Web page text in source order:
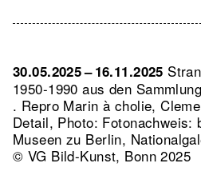
30.05.2025 – 16.11.2025
1950-1990 aus den
. Repro Marin à cholie,
Detail, Photo: Fotonachweis:
Museen zu Berlin,
© VG Bild-Kunst, Bonn 2025